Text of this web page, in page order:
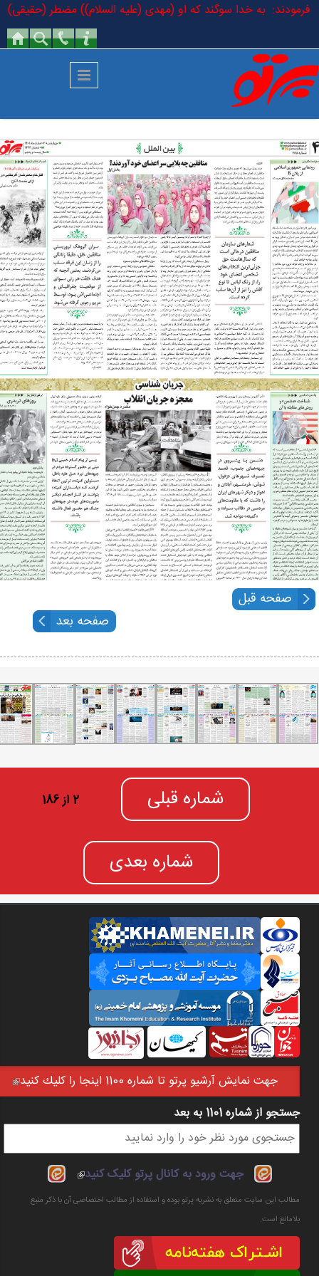
رفتن به محتوای اصلی
فرمودند: به خدا سوگند که او (مهدی (علیه السلام)) مضطر
شماره قبلی 2 از 186
شماره بعدی
جهت نمايش آرشيو پرتو تا شماره 1100 اينجا را كليك كنيد
فرم جستجو
جستجو از شماره 1101 به بعد
جهت ورود به کانال پرتو کلیک کنید
(link is
external)
مطالب این سایت متعلق به نشریه پرتو بوده و استفاده از مطالب اختصاصی آن با ذکر منبع
بلامانع است.